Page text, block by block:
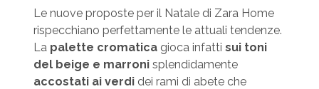
Le nuove proposte per il Natale di Zara Home
rispecchiano perfettamente le attuali tendenze.
La palette cromaticagioca infatti sui toni
del beige e marronisplendidamente
accostati ai verdidei rami di abete che